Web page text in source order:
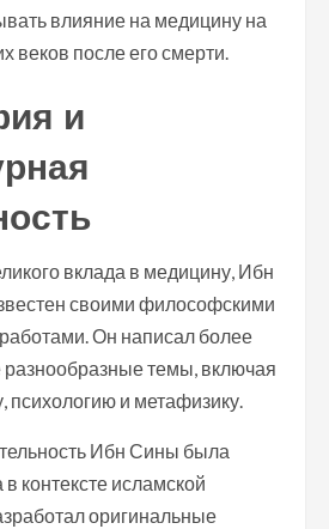
влияние на медицину на
веков после его смерти.
и
вклада в медицину, Ибн
своими философскими
Он написал более
разнообразные темы, включая
психологию и метафизику.
Ибн Сины была
контексте исламской
оригинальные